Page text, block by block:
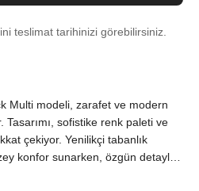
teslimat tarihinizi görebilirsiniz.
Multi modeli, zarafet ve modern
sofistike renk paleti ve
çekiyor. Yenilikçi tabanlık
konfor sunarken, özgün detayları